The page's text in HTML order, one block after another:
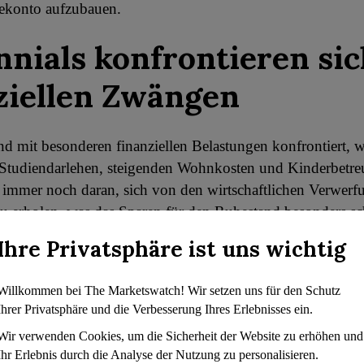
aufzubauen.
konfrontieren
Zwängen
mit besonderen finanziellen Belastungen konfrontiert,
steigenden Wohnkosten und
noch daran, sich von den wirtschaftlichen
erholen, was das Sparen für den Ruhestand besonders
Schwierigkeiten sind einige Millennials motiviert,
versuchen, die empfohlenen Ziele zu erreichen, z. B.
zum Alter von 40 Jahren zu sparen. Es ist jedoch nach
Ausgaben auszugleichen und gleichzeitig auf
hinzuarbeiten.
Privatsphäre ist uns wichtig
bei The Marketswatch! Wir setzen uns für den Schutz
Privatsphäre und die Verbesserung Ihres Erlebnisses ein.
verwenden Cookies, um die Sicherheit der Website zu erhöhen und
Erlebnis durch die Analyse der Nutzung zu personalisieren.